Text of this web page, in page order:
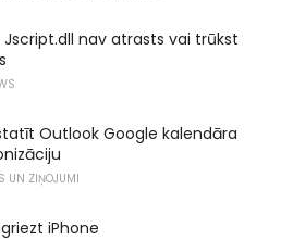
Jscript.dll nav atrasts vai trūkst
Outlook Google kalendāra
UN ZIŅOJUMI
iPhone